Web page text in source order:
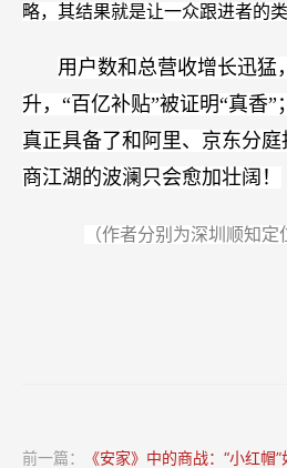
略，其结果就是让一众跟进者的
用户数和总营收增长迅猛
升，“百亿补贴”被证明“真香
真正具备了和阿里、京东分
商江湖的波澜只会愈加壮阔！
（作者分别为深圳顺知
前一篇：
《安家》中的商战：“小红帽”